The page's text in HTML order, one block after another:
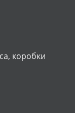
коробки